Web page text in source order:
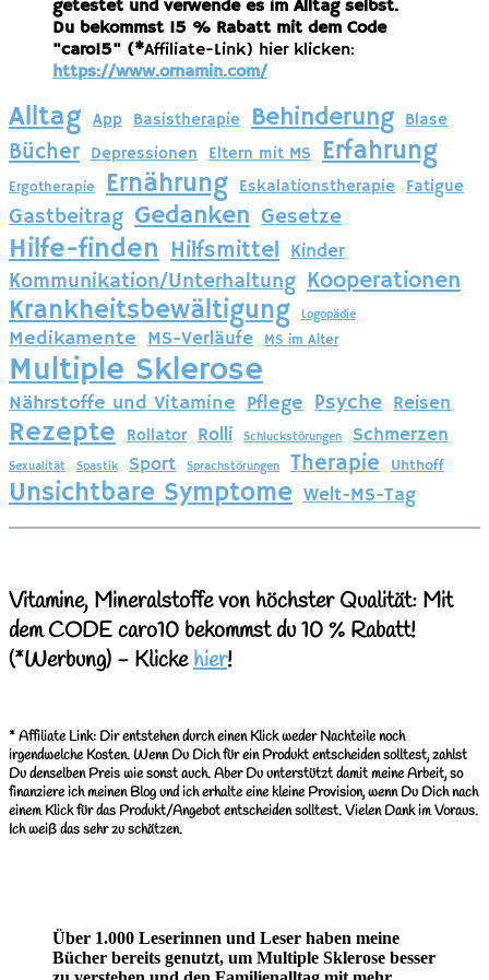
getestet und verwende es im Alltag selbst.
Du bekommst 15 % Rabatt mit dem Code
"caro15" (*Affiliate-Link) hier klicken:
https://www.ornamin.com/
Alltag App Basistherapie Behinderung Blase
Bücher Depressionen Eltern mit MS Erfahrung
Ergotherapie Ernährung Eskalationstherapie Fatigue
Gastbeitrag Gedanken Gesetze
Hilfe-finden Hilfsmittel Kinder
Kommunikation/Unterhaltung Kooperationen
Krankheitsbewältigung Logopädie
Medikamente MS-Verläufe MS im Alter
Multiple Sklerose
Nährstoffe und Vitamine Pflege Psyche Reisen
Rezepte Rollator Rolli Schluckstörungen Schmerzen
Sexualität Spastik Sport Sprachstörungen Therapie Uhthoff
Unsichtbare Symptome Welt-MS-Tag
Vitamine, Mineralstoffe von höchster Qualität: Mit
dem CODE caro10 bekommst du 10 % Rabatt!
(*Werbung) - Klickehier!
*Affiliate Link: Dir entstehen durch einen Klick weder Nachteile noch
irgendwelche Kosten. Wenn Du Dich für ein Produkt entscheiden solltest, zahlst
Du denselben Preis wie sonst auch. Aber Du unterstützt damit meine Arbeit, so
finanziere ich meinen Blog und ich erhalte eine kleine Provision, wenn Du Dich nach
einem Klick für das Produkt/Angebot entscheiden solltest. Vielen Dank im Voraus.
Ich weiß das sehr zu schätzen.
Über 1.000 Leserinnen und Leser haben meine
Bücher bereits genutzt, um Multiple Sklerose besser